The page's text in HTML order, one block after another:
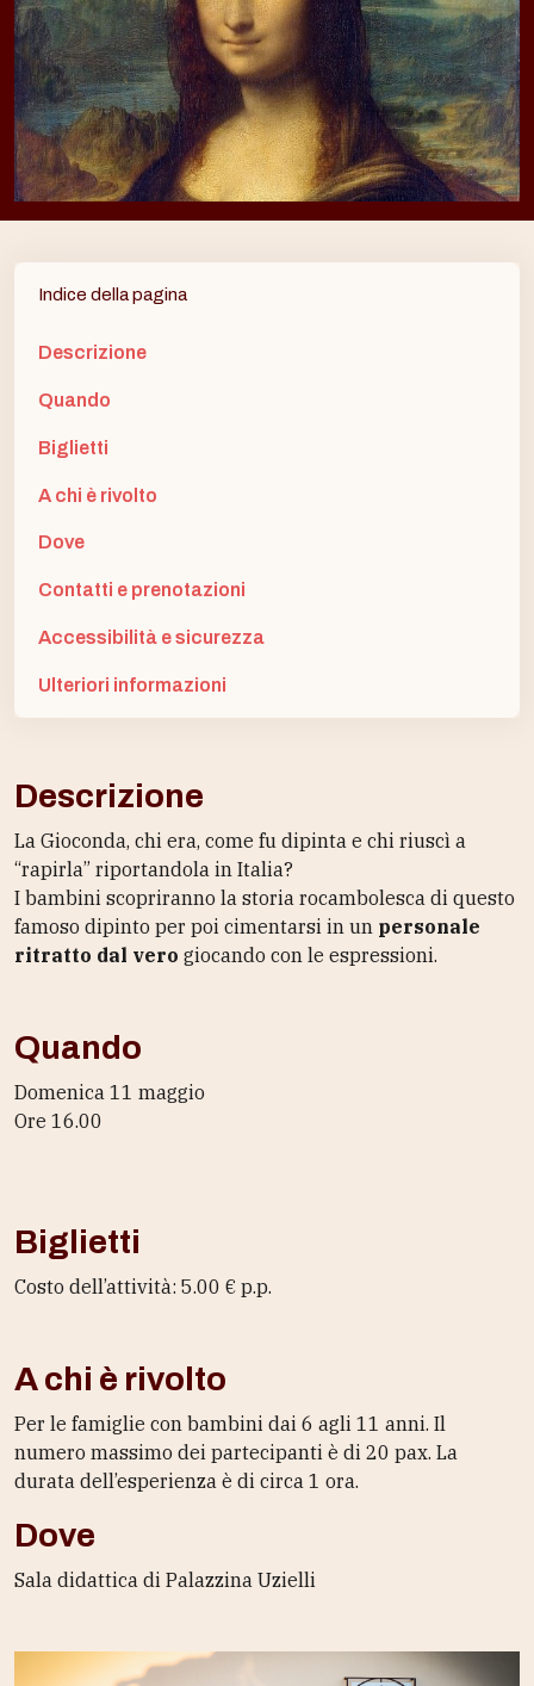
Indice della pagina
Descrizione
Quando
Biglietti
A chi è rivolto
Dove
Contatti e prenotazioni
Accessibilità e sicurezza
Ulteriori informazioni
Descrizione
La Gioconda, chi era, come fu dipinta e chi riuscì a
“rapirla” riportandola in Italia?
I bambini scopriranno la storia rocambolesca di questo
famoso dipinto per poi cimentarsi in un personale
ritratto dal vero giocando con le espressioni.
Quando
Domenica 11 maggio
Ore 16.00
Biglietti
Costo dell’attività: 5.00 € p.p.
A chi è rivolto
Per le famiglie con bambini dai 6 agli 11 anni. Il
numero massimo dei partecipanti è di 20 pax. La
durata dell’esperienza è di circa 1 ora.
Dove
Sala didattica di Palazzina Uzielli